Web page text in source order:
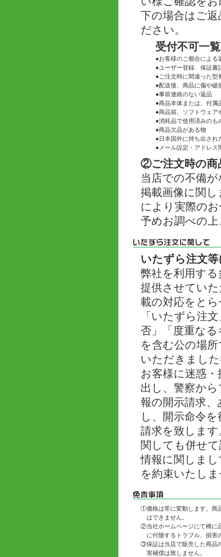
下の場合はご
ださい。
受付不可一覧
●お客様のご都合による
●ユーザー登録、保証書
●ご注文時に間違った型
●配送後、商品に傷や破
●事前連絡のない返品
●商品本体または、付属
●商品箱、ソフトウェア
●消耗品で使用済みのも
●商品欠品がある物
●日本国外に持ち出され
●メール設定・アドレ
②ご注文時の商
当店での不備
掲載画像に関
により実際の
予めお調べの
いたずら注文
弊社を利用す
提供させてい
載の対応をと
「いたずら注
否」「度重な
を含む公の場
いただきまし
お客様に迷惑
出し、警察か
報の開示請求
し、開示命令
請求を致しま
関しても併せ
情報に関しま
を約束いたし
①価格は常に変動します。商
はできません。
②当社ホームページにて稀に
に付随するトラブル、損害
③保証は当店で販売した商品
害補償は致しません。